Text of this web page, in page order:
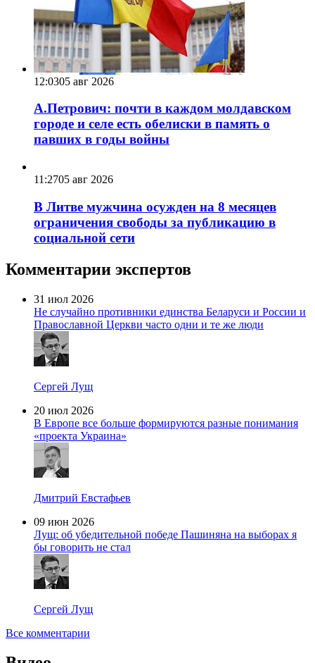
12:0305 авг 2026
А.Петрович: почти в каждом молдавском
городе и селе есть обелиски в память о
павших в годы войны
11:2705 авг 2026
В Литве мужчина осужден на 8 месяцев
ограничения свободы за публикацию в
социальной сети
Комментарии экспертов
31 июл 2026
Не случайно противники единства Беларуси и России и
Православной Церкви часто одни и те же люди
Сергей Лущ
20 июл 2026
В Европе все больше формируются разные понимания
«проекта Украина»
Дмитрий Евстафьев
09 июн 2026
Лущ: об убедительной победе Пашиняна на выборах я
бы говорить не стал
Сергей Лущ
Все комментарии